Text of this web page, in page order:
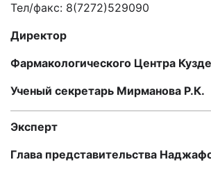
Тел/факс: 8(7272)529090
Директор
Фармакологического Центра
Ученый секретарь Мирманова Р.К.
Эксперт
Глава представительства